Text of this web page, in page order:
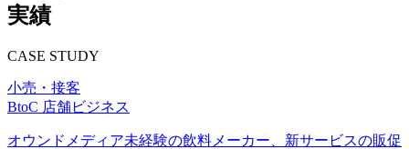
実績
CASE STUDY
小売・接客
BtoC 店舗ビジネス
オウンドメディア未経験の飲料メーカー、新サービスの販促